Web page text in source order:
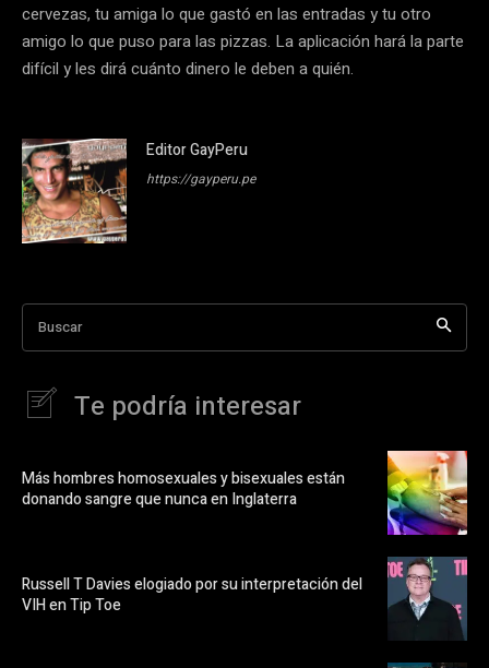
cervezas, tu amiga lo que gastó en las entradas y tu otro
amigo lo que puso para las pizzas. La aplicación hará la parte
difícil y les dirá cuánto dinero le deben a quién.
Editor GayPeru
https://gayperu.pe
Buscar
Te podría interesar
Más hombres homosexuales y bisexuales están
donando sangre que nunca en Inglaterra
Russell T Davies elogiado por su interpretación del
VIH en Tip Toe